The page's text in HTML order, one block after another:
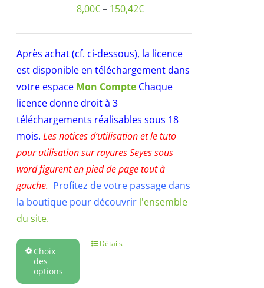
8,00€– 150,42€
Après achat (cf. ci-dessous), la licence
est disponible en téléchargement dans
votre espace Mon Compte Chaque
licence donne droit à 3
téléchargements réalisables sous 18
mois. Les notices d’utilisation et le tuto
pour utilisation sur rayures Seyes sous
word figurent en pied de page tout à
gauche. Profitez de votre passage dans
la boutique pour découvrir l'ensemble
du site.
Choix
des
options
Détails